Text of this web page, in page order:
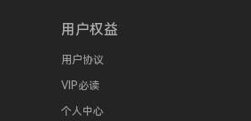
results are simply stunning, the
most powerful technology, with
用户权益
用户协议
VIP必读
个人中心